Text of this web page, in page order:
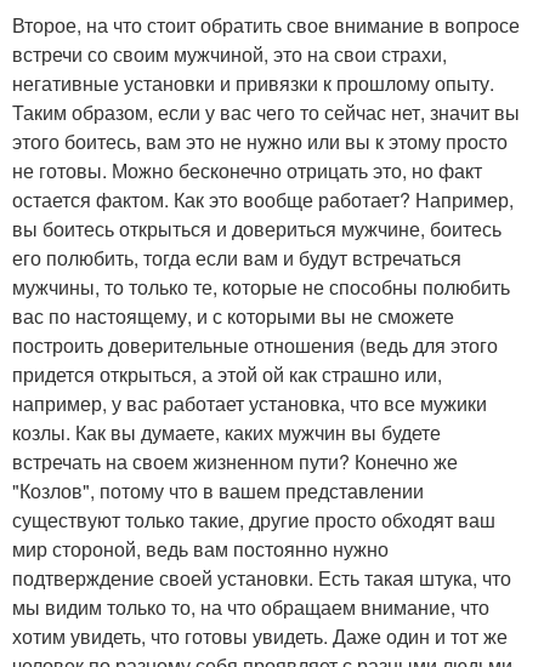
Второе, на что стоит обратить свое внимание в вопросе
встречи со своим мужчиной, это на свои страхи,
негативные установки и привязки к прошлому опыту.
Таким образом, если у вас чего то сейчас нет, значит вы
этого боитесь, вам это не нужно или вы к этому просто
не готовы. Можно бесконечно отрицать это, но факт
остается фактом. Как это вообще работает? Например,
вы боитесь открыться и довериться мужчине, боитесь
его полюбить, тогда если вам и будут встречаться
мужчины, то только те, которые не способны полюбить
вас по настоящему, и с которыми вы не сможете
построить доверительные отношения (ведь для этого
придется открыться, а этой ой как страшно или,
например, у вас работает установка, что все мужики
козлы. Как вы думаете, каких мужчин вы будете
встречать на своем жизненном пути? Конечно же
"Козлов", потому что в вашем представлении
существуют только такие, другие просто обходят ваш
мир стороной, ведь вам постоянно нужно
подтверждение своей установки. Есть такая штука, что
мы видим только то, на что обращаем внимание, что
хотим увидеть, что готовы увидеть. Даже один и тот же